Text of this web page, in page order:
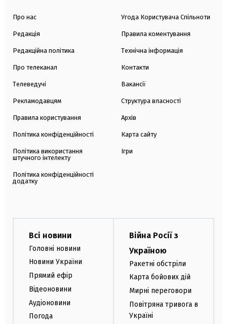
Про нас
Редакція
Редакційна політика
Про телеканал
Телеведучі
Рекламодавцям
Правила користування
Політика конфіденційності
Політика використання
штучного інтелекту
Політика конфіденційності
додатку
Угода Користувача Спільноти
Правила коментування
Технічна інформація
Контакти
Вакансії
Структура власності
Архів
Карта сайту
Ігри
Всі новини
Головні новини
Новини України
Прямий ефір
Відеоновини
Аудіоновини
Погода
Війна Росії з
Україною
Ракетні обстріли
Карта бойових дій
Мирні переговори
Повітряна тривога в
Україні